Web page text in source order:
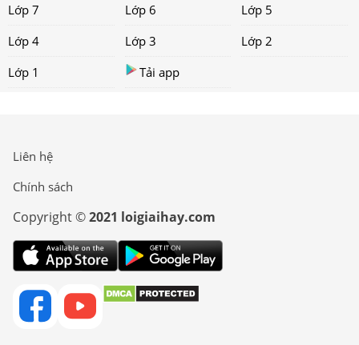
Lớp 7
Lớp 6
Lớp 5
Lớp 4
Lớp 3
Lớp 2
Lớp 1
Tải app
Liên hệ
Chính sách
Copyright ©2021 loigiaihay.com